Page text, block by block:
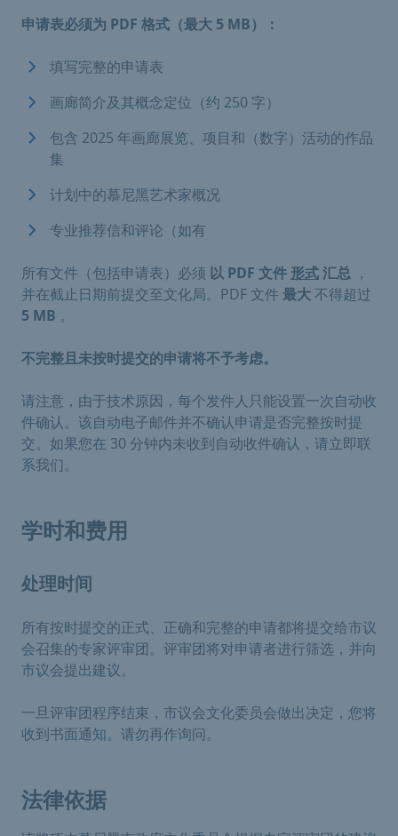
申请表必须为 PDF 格式（最大 5 MB）：
填写完整的申请表
画廊简介及其概念定位（约 250 字）
包含 2025 年画廊展览、项目和（数字）活动的作品
集
计划中的慕尼黑艺术家概况
专业推荐信和评论（如有
所有文件（包括申请表）必须 以 PDF 文件 形式汇总 ，
并在截止日期前提交至文化局。PDF 文件 最大 不得超过
5 MB 。
不完整且未按时提交的申请将不予考虑。
请注意，由于技术原因，每个发件人只能设置一次自动收
件确认。该自动电子邮件并不确认申请是否完整按时提
交。如果您在 30 分钟内未收到自动收件确认，请立即联
系我们。
学时和费用
处理时间
所有按时提交的正式、正确和完整的申请都将提交给市议
会召集的专家评审团。评审团将对申请者进行筛选，并向
市议会提出建议。
一旦评审团程序结束，市议会文化委员会做出决定，您将
收到书面通知。请勿再作询问。
法律依据